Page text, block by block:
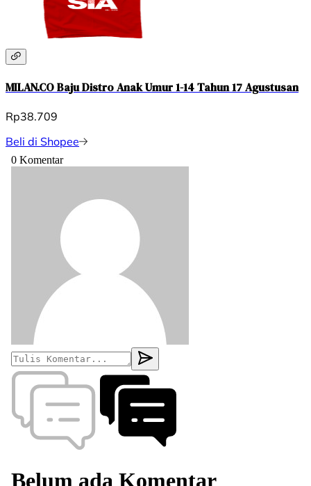
MILAN.CO Baju Distro Anak Umur 1-14 Tahun 17 Agustusan
Rp38.709
Beli di Shopee